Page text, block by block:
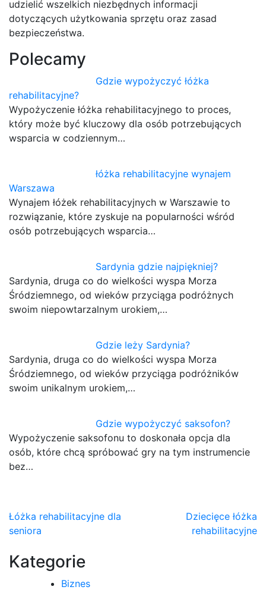
udzielić wszelkich niezbędnych informacji
dotyczących użytkowania sprzętu oraz zasad
bezpieczeństwa.
Polecamy
Gdzie wypożyczyć łóżka
rehabilitacyjne?
Wypożyczenie łóżka rehabilitacyjnego to proces,
który może być kluczowy dla osób potrzebujących
wsparcia w codziennym…
łóżka rehabilitacyjne wynajem
Warszawa
Wynajem łóżek rehabilitacyjnych w Warszawie to
rozwiązanie, które zyskuje na popularności wśród
osób potrzebujących wsparcia…
Sardynia gdzie najpiękniej?
Sardynia, druga co do wielkości wyspa Morza
Śródziemnego, od wieków przyciąga podróżnych
swoim niepowtarzalnym urokiem,…
Gdzie leży Sardynia?
Sardynia, druga co do wielkości wyspa Morza
Śródziemnego, od wieków przyciąga podróżników
swoim unikalnym urokiem,…
Gdzie wypożyczyć saksofon?
Wypożyczenie saksofonu to doskonała opcja dla
osób, które chcą spróbować gry na tym instrumencie
bez…
Nawigacja
wpisu
Łóżka rehabilitacyjne dla
seniora
Dziecięce łóżka
rehabilitacyjne
Kategorie
Biznes